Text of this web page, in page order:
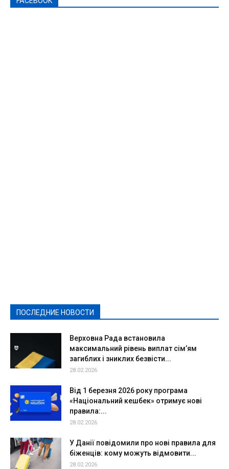
ПОСЛЕДНИЕ НОВОСТИ
Верховна Рада встановила
максимальний рівень виплат сім’ям
загиблих і зниклих безвісти...
28.02.2026
Від 1 березня 2026 року програма
«Національний кешбек» отримує нові
правила:...
28.02.2026
У Данії повідомили про нові правила для
біженців: кому можуть відмовити...
28.02.2026